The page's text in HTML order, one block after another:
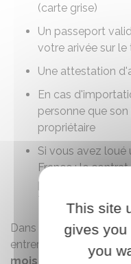
(carte grise)
Un passeport
votre arivée sur le
Une attestation
En cas
personne que
propriétaire
Si vous avez loué
France : le
professionnel
Tunisie
Dans le cadre d'un
entrer avec un
mois (90 jours),
This site
gives you
you